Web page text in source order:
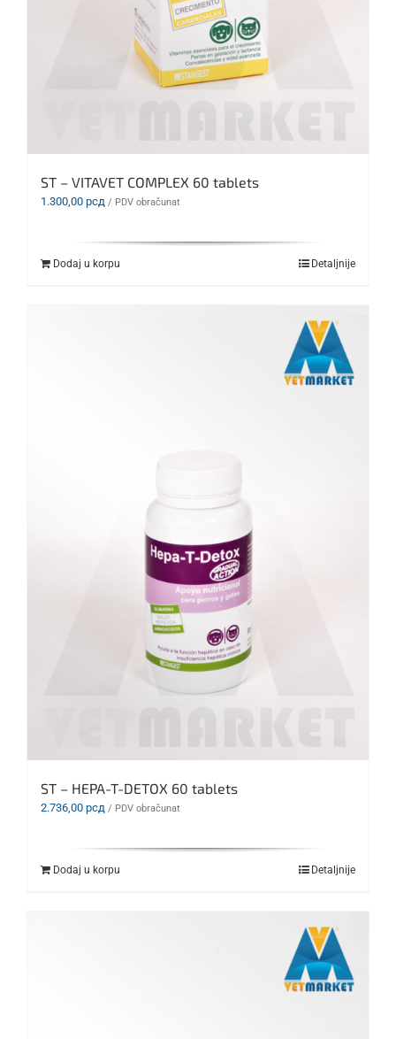
ST – VITAVET COMPLEX 60 tablets
1.300,00 рсд / PDV obračunat
Dodaj u korpu Detaljnije
ST – HEPA-T-DETOX 60 tablets
2.736,00 рсд / PDV obračunat
Dodaj u korpu Detaljnije